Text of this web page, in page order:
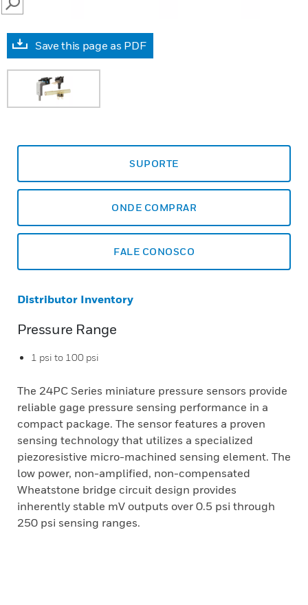
SEARCH
Save this page as PDF
SUPORTE
ONDE COMPRAR
FALE CONOSCO
Distributor Inventory
Pressure Range
1 psi to 100 psi
The 24PC Series miniature pressure sensors provide
reliable gage pressure sensing performance in a
compact package. The sensor features a proven
sensing technology that utilizes a specialized
piezoresistive micro-machined sensing element. The
low power, non-amplified, non-compensated
Wheatstone bridge circuit design provides
inherently stable mV outputs over 0.5 psi through
250 psi sensing ranges.